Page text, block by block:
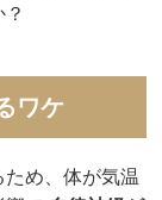
ワケ
め、体が気温